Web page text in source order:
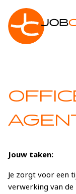
Jouw taken:
Je zorgt voor een
verwerking van de